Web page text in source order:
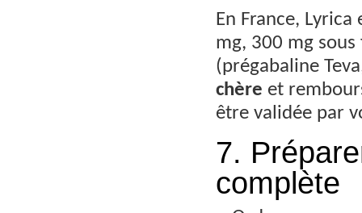
En France,
mg, 300 mg
(prégabaline
chère et
être validée par
7.
complète